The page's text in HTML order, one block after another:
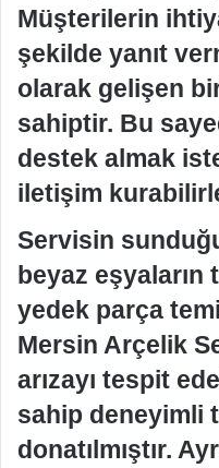
Müşterilerin
şekilde yanıt
olarak gelişen
sahiptir. Bu
destek almak
iletişim
Servisin
beyaz eşyaların
yedek parça
Mersin Arçelik
arızayı tespit
sahip deneyimli
donatılmıştır.